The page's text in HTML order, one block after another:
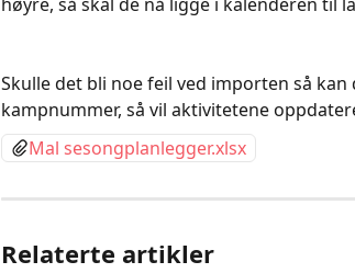
Skulle det bli noe feil ved importen så
kampnummer, så vil aktivitetene
Mal sesongplanlegger.xlsx
Relaterte artikler